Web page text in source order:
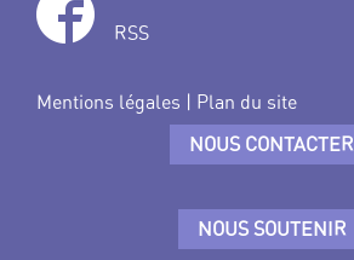
RSS
Mentions légales | Plan du site
NOUS CONTACTER
NOUS SOUTENIR